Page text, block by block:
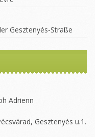
Gesztenyés-Straße
Adrienn
Gesztenyés u.1.